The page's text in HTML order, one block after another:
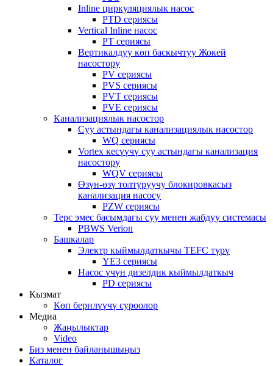
Inline циркуляциялык насос
PTD сериясы
Vertical Inline насос
PT сериясы
Вертикалдуу көп баскычтуу Жокей
насостору
PV сериясы
PVS сериясы
PVT сериясы
PVE сериясы
Канализациялык насостор
Суу астындагы канализациялык насостор
WQ сериясы
Vortex кесүүчү суу астындагы канализация
насостору
WQV сериясы
Өзүн-өзү толтуруучу блокировкасыз
канализация насосу
PZW сериясы
Терс эмес басымдагы суу менен жабдуу системасы
PBWS Verion
Башкалар
Электр кыймылдаткычы TEFC түрү
YE3 сериясы
Насос үчүн дизелдик кыймылдаткыч
PD сериясы
Кызмат
Көп берилүүчү суроолор
Медиа
Жаңылыктар
Video
Биз менен байланышыңыз
Каталог